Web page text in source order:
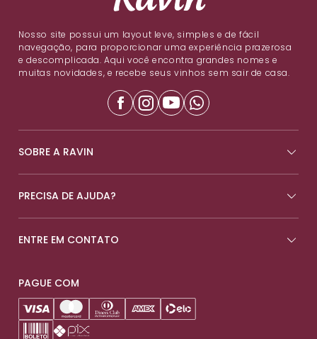
Nosso site possui um layout leve, simples e de fácil
navegação, para proporcionar uma experiência prazerosa
e descomplicada. Aqui você encontra grandes nomes e
muitas novidades, e recebe seus vinhos sem sair de casa.
SOBRE A RAVIN
PRECISA DE AJUDA?
ENTRE EM CONTATO
PAGUE COM